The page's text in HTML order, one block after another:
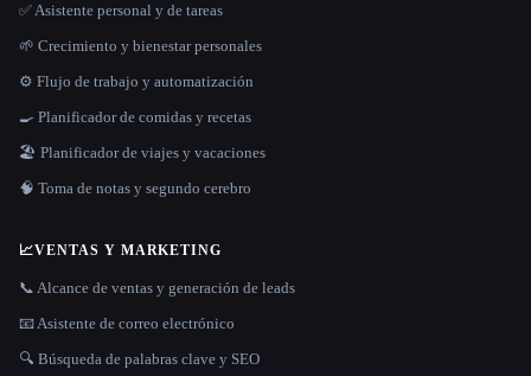
✅ Asistente personal y de tareas
🌱 Crecimiento y bienestar personales
⚙️ Flujo de trabajo y automatización
🍳 Planificador de comidas y recetas
🏖 Planificador de viajes y vacaciones
🧠 Toma de notas y segundo cerebro
📈VENTAS Y MARKETING
📞 Alcance de ventas y generación de leads
📧 Asistente de correo electrónico
🔍 Búsqueda de palabras clave y SEO